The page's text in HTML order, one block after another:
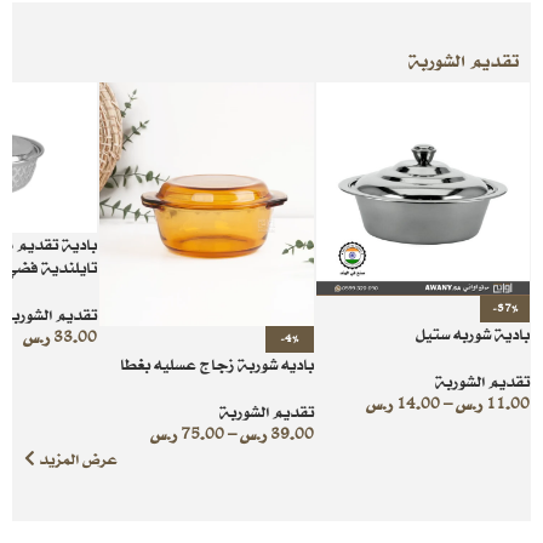
تقديم الشوربة
-37%
بادية شوربه ستيل
تقديم الشوربة
11.00 ر.س–
14.00 ر.س
-4%
باديه شوربة زجاج عسليه بغطا
تقديم الشوربة
39.00 ر.س–
75.00 ر.س
بادية تقديم
تايلندية فضي
تقديم الشوربة
33.00ر.س
عرض المزيد